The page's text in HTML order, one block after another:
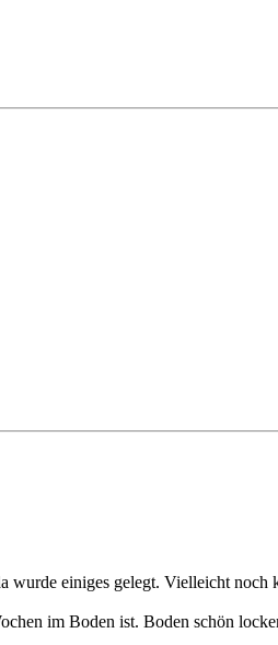
wurde einiges gelegt. Vielleicht noch
im Boden ist. Boden schön